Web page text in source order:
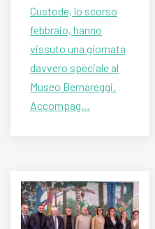
Custode, lo scorso
febbraio, hanno
vissuto una giornata
davvero speciale al
Museo Bernareggi.
Accompag…